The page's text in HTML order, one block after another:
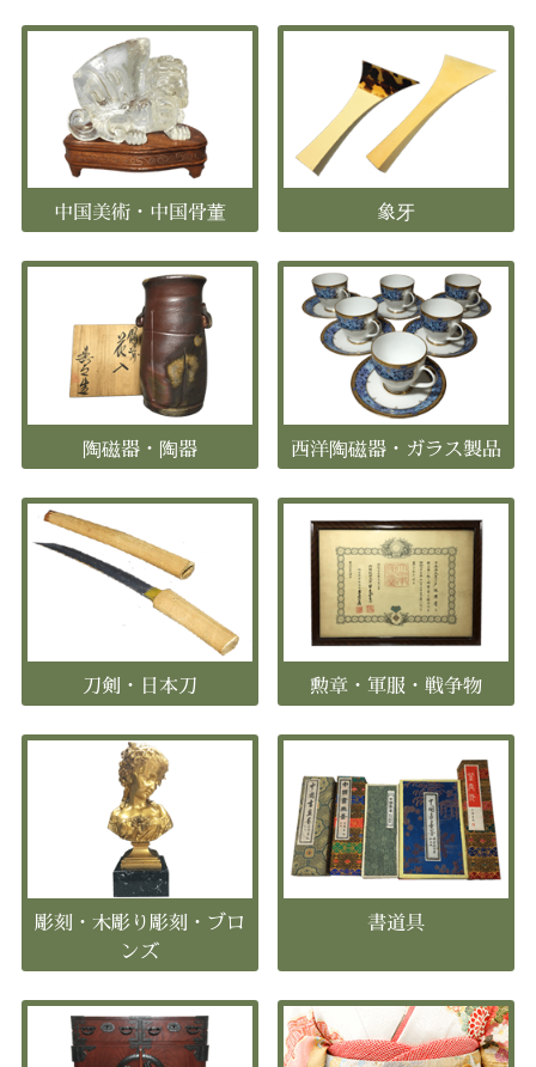
中国美術・中国骨董 象牙
陶磁器・陶器 西洋陶磁器・ガラス製品
刀剣・日本刀 勲章・軍服・戦争物
彫刻・木彫り彫刻・ブロ
ンズ
書道具